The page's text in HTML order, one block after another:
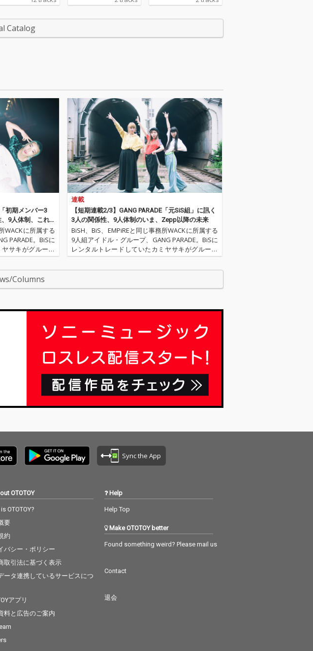
スされる「GANG
PARADE SO LON
と11人体制での新
入りシングルをリリー
入りシングルをリリー
Catalog
初期メンバー3
9人体制、これ
WACKに所属する
PARADE。BiSに
サキがグループ
けて開催された
連載
【短期連載2/3】GANG PARADE「元SiS組」に訊く
3人の関係性、9人体制のいま、Zepp以降の未来
BiSH、BiS、EMPiREと同じ事務所WACKに所属する
9人組アイドル・グループ、GANG PARADE。BiSに
レンタルトレードしていたカミヤサキがグループ
に戻り、2018年3月12～18日にかけて開催された
Columns
Sync the App
OTOTOY
OTOTOY?
要
約
バシー・ポリシー
取引法に基づく表示
ータ連携しているサービスにつ
アプリ
料と広告のご案内
Help
Help Top
Make OTOTOY better
Found something weird? Please mail us
Contact
退会